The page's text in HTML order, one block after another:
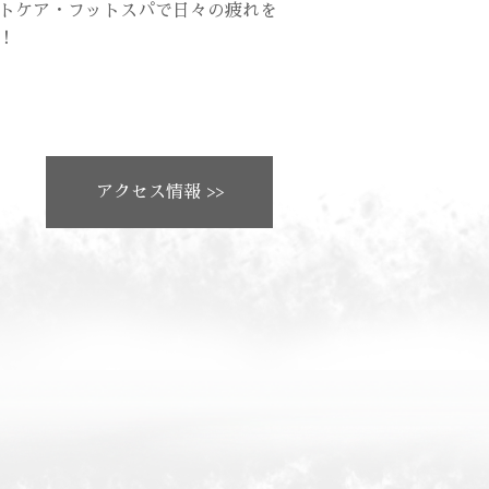
ケア・フットスパで日々の疲れを
アクセス情報 >>